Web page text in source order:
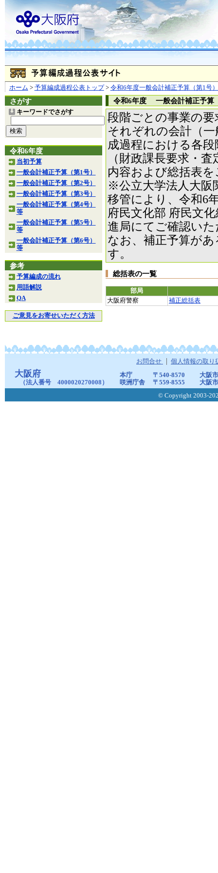
ホーム > 予算編成過程公表トップ> 令和6年度一般会計補正予算（第1号
さがす
キーワードでさがす
令和6年度
当初予算
一般会計補正予算（第1号）
一般会計補正予算（第2号）
一般会計補正予算（第3号）
一般会計補正予算（第4号）
等
一般会計補正予算（第5号）
等
一般会計補正予算（第6号）
等
参考
予算編成の流れ
用語解説
QA
ご意見をお寄せいただく方法
令和6年度 一般会計補正予
段階ごとの事業の
それぞれの会計（
成過程における各段
（財政課長要求・
内容および総括表
※公立大学法人大阪
移管により、令和6
府民文化部 府民文
進局にてご確認い
なお、補正予算が
す。
総括表の一覧
部局
大阪府警察
補正総括表
お問合せ 個人情報の取り
大阪府
（法人番号 4000020270008）
本庁 〒540-8570
大阪
咲洲庁舎
〒559-8555
大阪
© Copyright 2003-